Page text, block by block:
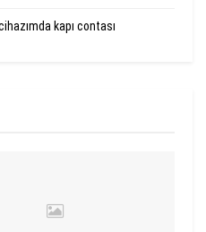
kapı contası